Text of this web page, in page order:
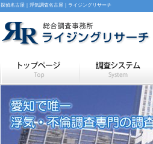
探偵名古屋｜浮気調査名古屋｜ライジングリサーチ